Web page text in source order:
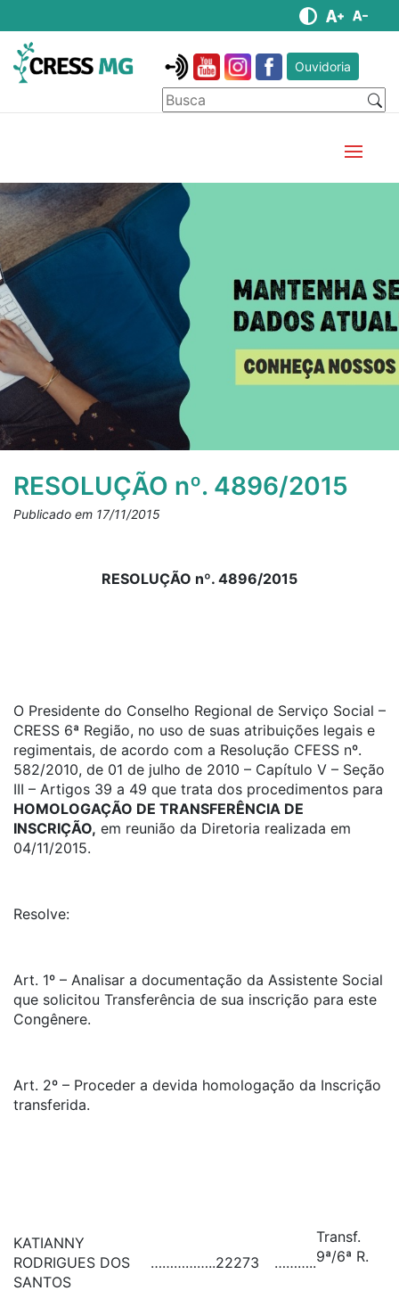
Ouvidoria
RESOLUÇÃO nº. 4896/2015
Publicado em 17/11/2015
RESOLUÇÃO nº. 4896/2015
O Presidente do Conselho Regional de Serviço Social –
CRESS 6ª Região, no uso de suas atribuições legais e
regimentais, de acordo com a Resolução CFESS nº.
582/2010, de 01 de julho de 2010 – Capítulo V – Seção
III – Artigos 39 a 49 que trata dos procedimentos para
HOMOLOGAÇÃO DE TRANSFERÊNCIA DE
INSCRIÇÃO, em reunião da Diretoria realizada em
04/11/2015.
Resolve:
Art. 1º – Analisar a documentação da Assistente Social
que solicitou Transferência de sua inscrição para este
Congênere.
Art. 2º – Proceder a devida homologação da Inscrição
transferida.
KATIANNY
RODRIGUES DOS
SANTOS
……………..22273 ………..
Transf.
9ª/6ª R.